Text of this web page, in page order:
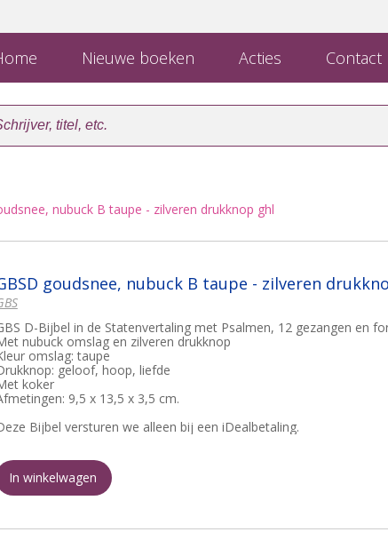
Nieuwe boeken Acties Contact
nubuck B taupe - zilveren drukknop ghl
goudsnee, nubuck B taupe - zilveren
D-Bijbel in de Statenvertaling met Psalmen, 12 gezangen en
nubuck omslag en zilveren drukknop
omslag: taupe
geloof, hoop, liefde
koker
9,5 x 13,5 x 3,5 cm.
Bijbel versturen we alleen bij een iDealbetaling.
In winkelwagen